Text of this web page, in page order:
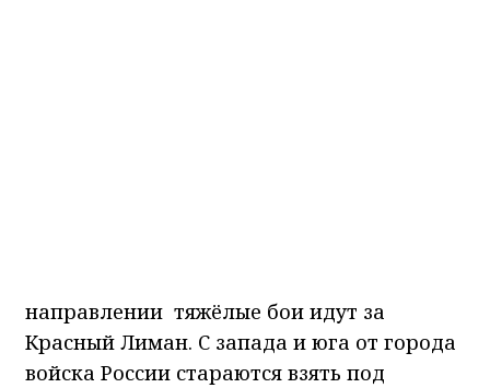
направлении тяжёлые бои идут за
Красный Лиман. С запада и юга от города
войска России стараются взять под